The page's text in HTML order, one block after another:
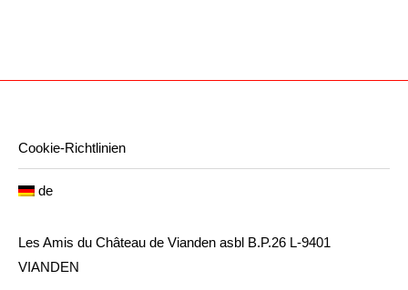
Cookie-Richtlinien
de
Les Amis du Château de Vianden asbl B.P.26 L-9401
VIANDEN